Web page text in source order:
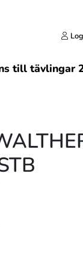
till tävlingar